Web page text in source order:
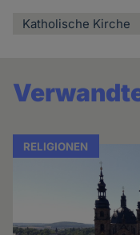
Katholische Kirche
RELIGIONEN